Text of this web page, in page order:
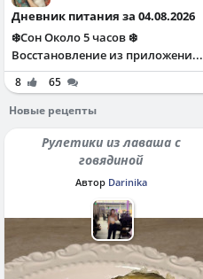
Дневник питания за 04.08.2026
❄️Сон Около 5 часов ❄️
Восстановление из приложени...
8
65
Новые рецепты
Рулетики из лаваша с
говядиной
Автор Darinika